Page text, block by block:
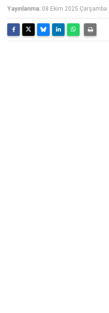
Yayınlanma: 08 Ekim 2025 Çarşamba